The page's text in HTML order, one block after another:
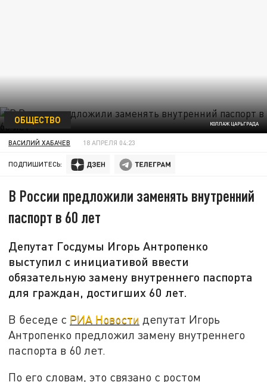
КОЛЛАЖ ЦАРЬГРАДА
ОБЩЕСТВО
ВАСИЛИЙ ХАБАЧЕВ 18 АПРЕЛЯ 04:23
ПОДПИШИТЕСЬ:
В России предложили заменять внутренний
паспорт в 60 лет
Депутат Госдумы Игорь Антропенко
выступил с инициативой ввести
обязательную замену внутреннего паспорта
для граждан, достигших 60 лет.
В беседе с РИА Новости депутат Игорь
Антропенко предложил замену внутреннего
паспорта в 60 лет.
По его словам, это связано с ростом